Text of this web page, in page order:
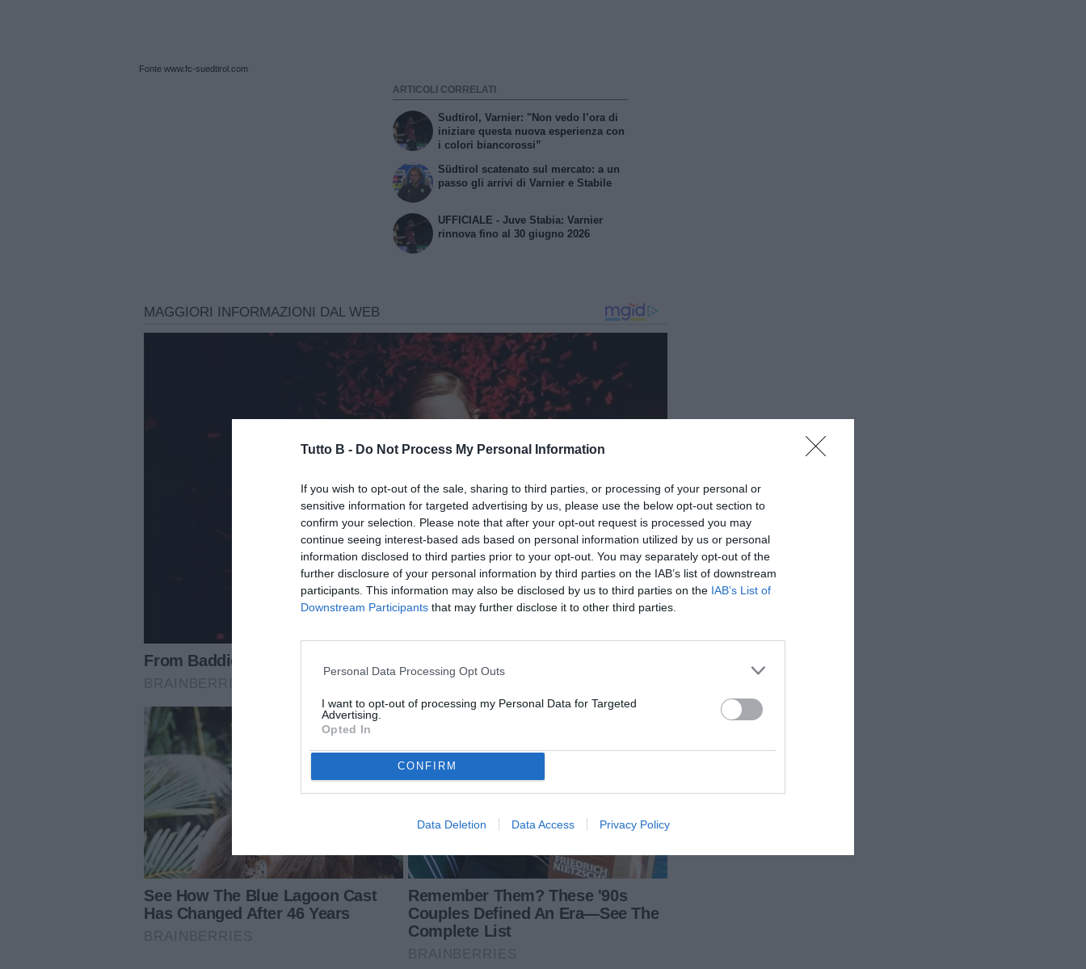
Tutto B - Do Not Process My Personal Information
If you wish to opt-out of the sale, sharing to third parties, or processing of your personal or
sensitive information for targeted advertising by us, please use the below opt-out section to
confirm your selection. Please note that after your opt-out request is processed you may
continue seeing interest-based ads based on personal information utilized by us or personal
information disclosed to third parties prior to your opt-out. You may separately opt-out of the
further disclosure of your personal information by third parties on the IAB’s list of downstream
participants. This information may also be disclosed by us to third parties on the IAB’s List of
Downstream Participants that may further disclose it to other third parties.
Personal Data Processing Opt Outs
I want to opt-out of processing my Personal Data for Targeted
Advertising.
Opted In
CONFIRM
Data Deletion Data Access Privacy Policy
Fonte www.fc-suedtirol.com
ARTICOLI CORRELATI
Sudtirol, Varnier: "Non vedo l’ora di
iniziare questa nuova esperienza con
i colori biancorossi”
Südtirol scatenato sul mercato: a un
passo gli arrivi di Varnier e Stabile
UFFICIALE - Juve Stabia: Varnier
rinnova fino al 30 giugno 2026